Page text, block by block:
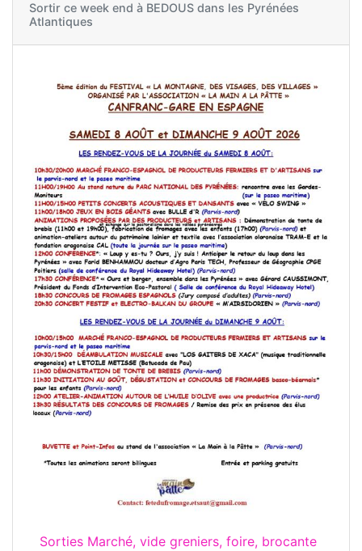
Sortir ce week end à BEDOUS dans les Pyrénées
Atlantiques
Sorties Marché, vide greniers, foire, brocante